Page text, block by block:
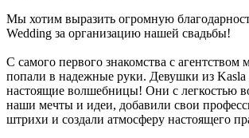
Мы хотим выразить огромную
Wedding за организацию нашей свадьбы!
С самого первого знакомства с агентством
попали в надежные руки. Девушки из Kasla
настоящие волшебницы! Они с легкостью
наши мечты и идеи, добавили свои
штрихи и создали атмосферу настоящего